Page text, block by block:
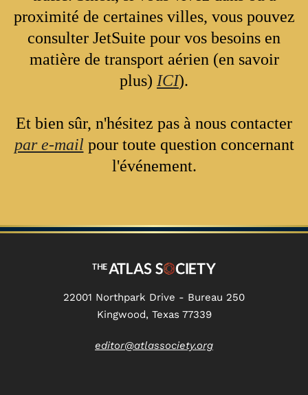
proximité de certaines villes, vous pouvez
consulter JetSuite pour vos besoins en
matière de transport aérien (en savoir
plus) ICI).
Et bien sûr, n'hésitez pas à nous contacter
par e-mail pour toute question concernant
l'événement.
22001 Northpark Drive - Bureau 250
Kingwood, Texas 77339
editor@atlassociety.org